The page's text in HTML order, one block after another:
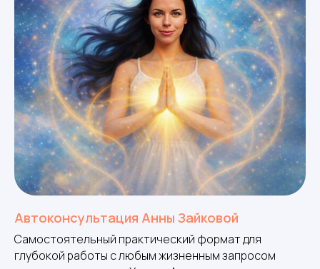
Автоконсультация Анны Зайковой
Самостоятельный практический формат для
глубокой работы с любым жизненным запросом